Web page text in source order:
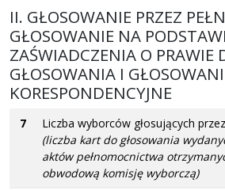
II. GŁOSOWANIE PRZEZ
GŁOSOWANIE NA
ZAŚWIADCZENIA O PRAWIE
GŁOSOWANIA I
KORESPONDENCYJNE
7
Liczba wyborców głosujących
(liczba kart do głosowania
aktów pełnomocnictwa
obwodową komisję wyborczą)